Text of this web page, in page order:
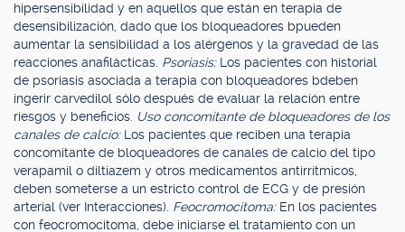
hipersensibilidad y en aquellos que están en terapia de
desensibilización, dado que los bloqueadores bpueden
aumentar la sensibilidad a los alérgenos y la gravedad de las
reacciones anafilácticas. Psoriasis: Los pacientes con historial
de psoriasis asociada a terapia con bloqueadores bdeben
ingerir carvedilol sólo después de evaluar la relación entre
riesgos y beneficios. Uso concomitante de bloqueadores de los
canales de calcio: Los pacientes que reciben una terapia
concomitante de bloqueadores de canales de calcio del tipo
verapamil o diltiazem y otros medicamentos antirrítmicos,
deben someterse a un estricto control de ECG y de presión
arterial (ver Interacciones). Feocromocitoma: En los pacientes
con feocromocitoma, debe iniciarse el tratamiento con un